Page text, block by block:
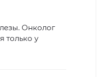
Онколог
только у